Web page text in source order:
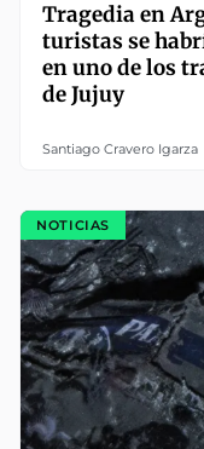
Tragedia en
turistas se
en uno de los
de Jujuy
Santiago Cravero Igarza
NOTICIAS